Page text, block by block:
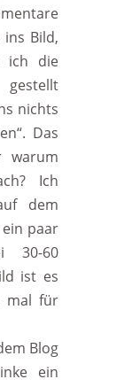
Bild,
ich die
nichts
Das
warum
Ich
dem
paar
30-60
ist es
mal für
Blog
ein